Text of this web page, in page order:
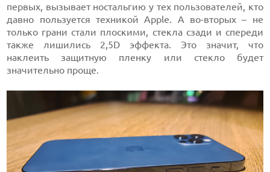
первых, вызывает ностальгию у тех пользователей, кто
давно пользуется техникой Apple. А во-вторых – не
только грани стали плоскими, стекла сзади и спереди
также лишились 2,5D эффекта. Это значит, что
наклеить защитную пленку или стекло будет
значительно проще.